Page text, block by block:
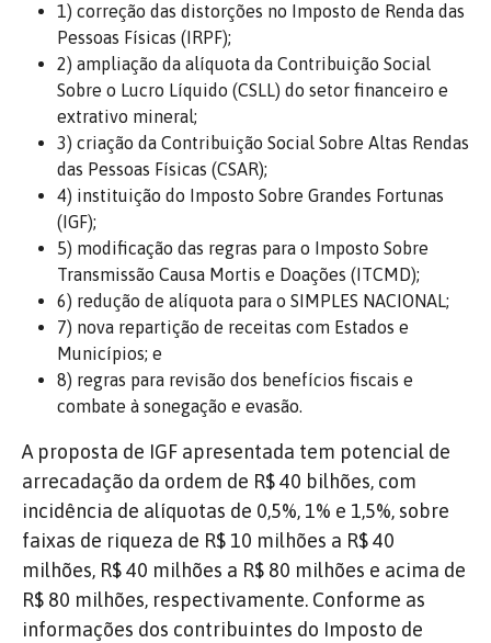
1) correção das distorções no Imposto de Renda das
Pessoas Físicas (IRPF);
2) ampliação da alíquota da Contribuição Social
Sobre o Lucro Líquido (CSLL) do setor financeiro e
extrativo mineral;
3) criação da Contribuição Social Sobre Altas Rendas
das Pessoas Físicas (CSAR);
4) instituição do Imposto Sobre Grandes Fortunas
(IGF);
5) modificação das regras para o Imposto Sobre
Transmissão Causa Mortis e Doações (ITCMD);
6) redução de alíquota para o SIMPLES NACIONAL;
7) nova repartição de receitas com Estados e
Municípios; e
8) regras para revisão dos benefícios fiscais e
combate à sonegação e evasão.
A proposta de IGF apresentada tem potencial de
arrecadação da ordem de R$ 40 bilhões, com
incidência de alíquotas de 0,5%, 1% e 1,5%, sobre
faixas de riqueza de R$ 10 milhões a R$ 40
milhões, R$ 40 milhões a R$ 80 milhões e acima de
R$ 80 milhões, respectivamente. Conforme as
informações dos contribuintes do Imposto de